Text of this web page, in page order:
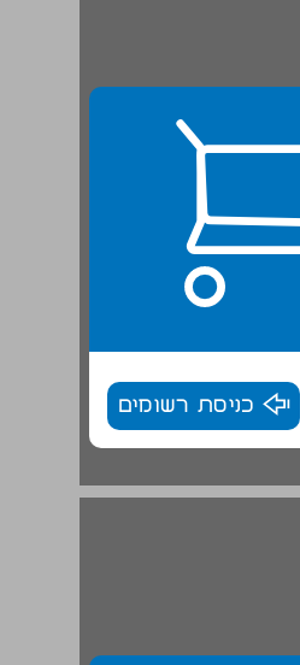
כניסת רשומים